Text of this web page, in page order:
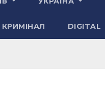
КРИМІНАЛ DIGITAL